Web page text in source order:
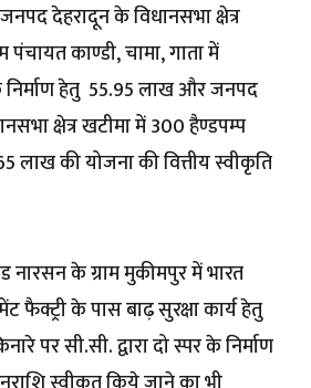
देहरादून के विधानसभा क्षेत्र
पंचायत काण्डी, चामा, गाता में
हेतु ₹ 55.95 लाख और जनपद
क्षेत्र खटीमा में 300 हैण्डपम्प
लाख की योजना की वित्तीय स्वीकृति
नारसन के ग्राम मुकीमपुर में भारत
के पास बाढ़ सुरक्षा कार्य हेतु
पर सी.सी. द्वारा दो स्पर के निर्माण